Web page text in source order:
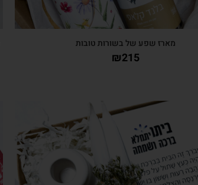
מארז שפע של בשורות טובות
₪215
צפייה מהירה